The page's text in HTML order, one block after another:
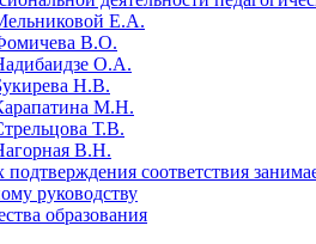
Е.А.
В.О.
О.А.
Н.В.
М.Н.
Т.В.
В.Н.
подтверждения соответствия
руководству
образования